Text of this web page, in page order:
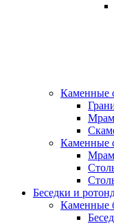
Каменные
Каменные
Беседки и
Каменные